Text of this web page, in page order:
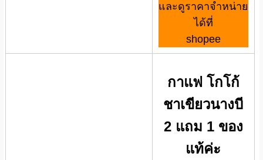
และดูราคาจำหน่าย
ได้ที่
shopee
กาแฟ โกโก้
ชาเขียวนางบี
2 แถม 1 ของ
แท้ค่ะ